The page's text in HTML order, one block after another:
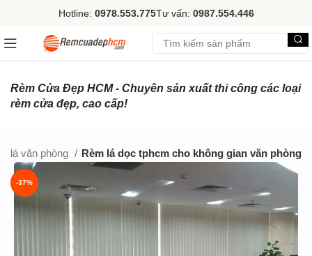
Hotline: 0978.553.775Tư vấn: 0987.554.446
Rèm Cửa Đẹp HCM - Chuyên sản xuất thi công các loại
rèm cửa đẹp, cao cấp!
lá văn phòng Rèm lá dọc tphcm cho không gian văn phòng
-37%